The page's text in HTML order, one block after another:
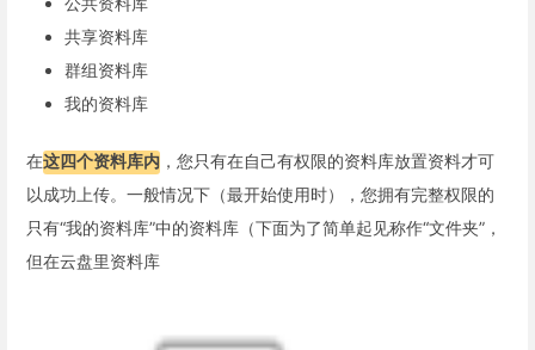
共享资料库
群组资料库
我的资料库
在这四个资料库内 ，您只有在自己有权限的资料库放置资料才可
以成功上传。一般情况下（最开始使用时），您拥有完整权限的
只有“我的资料库”中的资料库（下面为了简单起见称作“文件夹”，
但在云盘里资料库